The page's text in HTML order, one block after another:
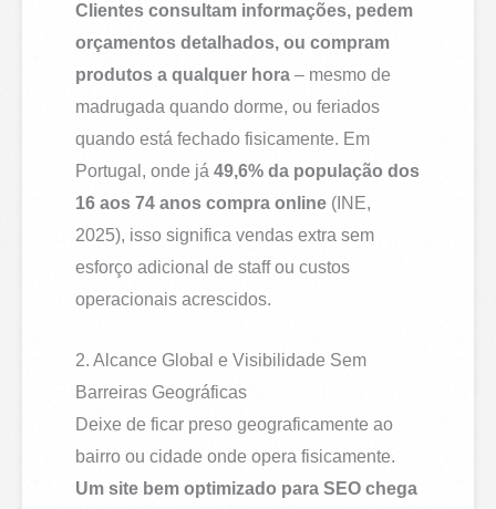
Clientes consultam informações, pedem
orçamentos detalhados, ou compram
produtos a qualquer hora – mesmo de
madrugada quando dorme, ou feriados
quando está fechado fisicamente. Em
Portugal, onde já49,6% da população dos
16 aos 74 anos compra online (INE,
2025), isso significa vendas extra sem
esforço adicional de staff ou custos
operacionais acrescidos.
2. Alcance Global e Visibilidade Sem
Barreiras Geográficas
Deixe de ficar preso geograficamente ao
bairro ou cidade onde opera fisicamente.
Um site bem optimizado para SEO chega